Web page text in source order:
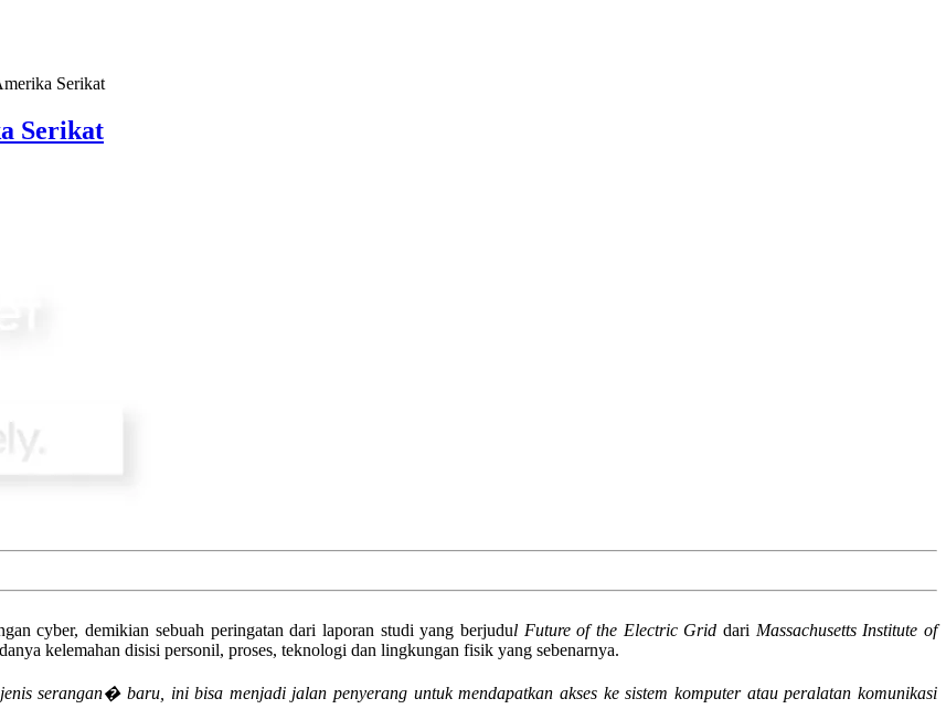
Serikat
Serikat
cyber, demikian sebuah peringatan dari laporan studi yang berjudul Future of the Electric Grid dari Massachusetts Institute of
kelemahan disisi personil, proses, teknologi dan lingkungan fisik yang sebenarnya.
serangan� baru, ini bisa menjadi jalan penyerang untuk mendapatkan akses ke sistem komputer atau peralatan komunikasi